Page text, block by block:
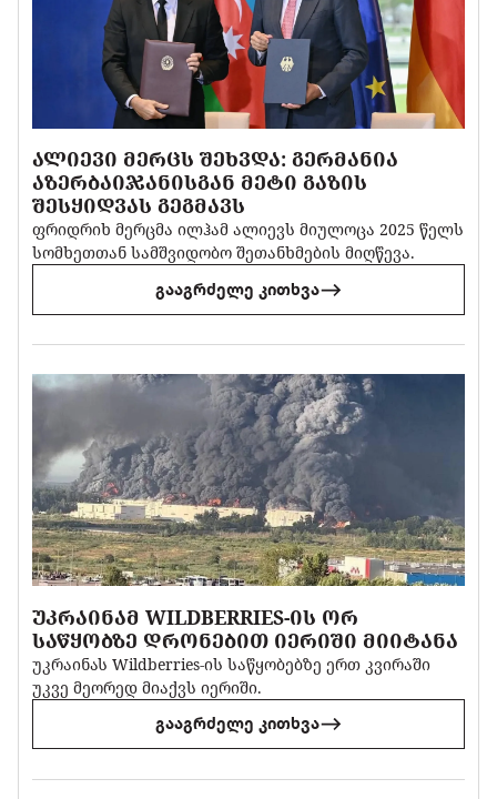
ᲐᲚᲘᲔᲕᲘ ᲛᲔᲠᲪᲡ ᲨᲔᲮᲕᲓᲐ: ᲒᲔᲠᲛᲐᲜᲘᲐ
ᲐᲖᲔᲠᲑᲐᲘᲯᲐᲜᲘᲡᲒᲐᲜ ᲛᲔᲢᲘ ᲒᲐᲖᲘᲡ
ᲨᲔᲡᲧᲘᲓᲕᲐᲡ ᲒᲔᲒᲛᲐᲕᲡ
ფრიდრიხ მერცმა ილჰამ ალიევს მიულოცა 2025 წელს
სომხეთთან სამშვიდობო შეთანხმების მიღწევა.
გააგრძელე კითხვა
ᲣᲙᲠᲐᲘᲜᲐᲛ WILDBERRIES-ᲘᲡ ᲝᲠ
ᲡᲐᲬᲧᲝᲑᲖᲔ ᲓᲠᲝᲜᲔᲑᲘᲗ ᲘᲔᲠᲘᲨᲘ ᲛᲘᲘᲢᲐᲜᲐ
უკრაინას Wildberries-ის საწყობებზე ერთ კვირაში
უკვე მეორედ მიაქვს იერიში.
გააგრძელე კითხვა